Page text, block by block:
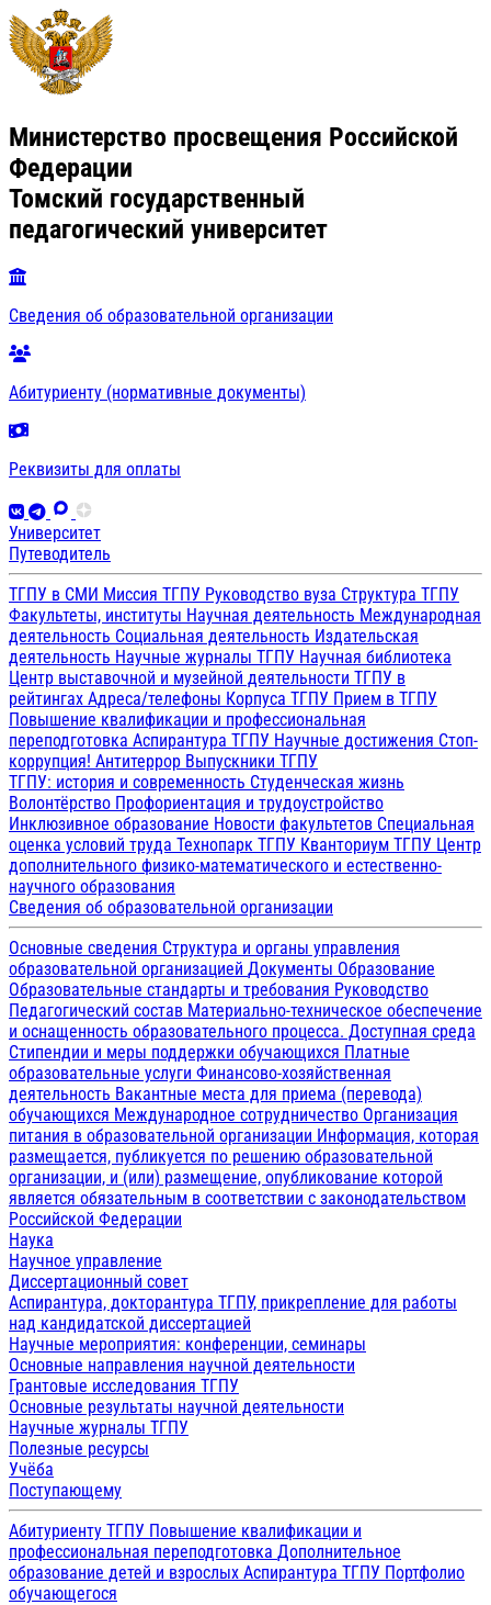
Министерство просвещения Российской
Федерации
Томский государственный
педагогический университет
Сведения об образовательной организации
Абитуриенту (нормативные документы)
Реквизиты для оплаты
Университет
Путеводитель
ТГПУ в СМИ Миссия ТГПУ Руководство вуза Структура ТГПУ
Факультеты, институты Научная деятельность Международная
деятельность Социальная деятельность Издательская
деятельность Научные журналы ТГПУ Научная библиотека
Центр выставочной и музейной деятельности ТГПУ в
рейтингах Адреса/телефоны Корпуса ТГПУ Прием в ТГПУ
Повышение квалификации и профессиональная
переподготовка Аспирантура ТГПУ Научные достижения Стоп-
коррупция! Антитеррор Выпускники ТГПУ
ТГПУ: история и современность Студенческая жизнь
Волонтёрство Профориентация и трудоустройство
Инклюзивное образование Новости факультетов Специальная
оценка условий труда Технопарк ТГПУ Кванториум ТГПУ Центр
дополнительного физико-математического и естественно-
научного образования
Сведения об образовательной организации
Основные сведения Структура и органы управления
образовательной организацией Документы Образование
Образовательные стандарты и требования Руководство
Педагогический состав Материально-техническое обеспечение
и оснащенность образовательного процесса. Доступная среда
Стипендии и меры поддержки обучающихся Платные
образовательные услуги Финансово-хозяйственная
деятельность Вакантные места для приема (перевода)
обучающихся Международное сотрудничество Организация
питания в образовательной организации Информация, которая
размещается, публикуется по решению образовательной
организации, и (или) размещение, опубликование которой
является обязательным в соответствии с законодательством
Российской Федерации
Наука
Научное управление
Диссертационный совет
Аспирантура, докторантура ТГПУ, прикрепление для работы
над кандидатской диссертацией
Научные мероприятия: конференции, семинары
Основные направления научной деятельности
Грантовые исследования ТГПУ
Основные результаты научной деятельности
Научные журналы ТГПУ
Полезные ресурсы
Учёба
Поступающему
Абитуриенту ТГПУ Повышение квалификации и
профессиональная переподготовка Дополнительное
образование детей и взрослых Аспирантура ТГПУ Портфолио
обучающегося